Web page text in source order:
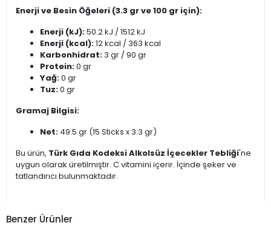
Enerji ve Besin Öğeleri (3.3 gr ve 100 gr için):
Enerji (kJ):50.2 kJ / 1512 kJ
Enerji (kcal):12 kcal / 363 kcal
Karbonhidrat:3 gr / 90 gr
Protein:0 gr
Yağ:0 gr
Tuz:0 gr
Gramaj Bilgisi:
Net: 49.5 gr (15 Sticks x 3.3 gr)
Bu ürün, Türk Gıda Kodeksi Alkolsüz İçecekler Tebliği'ne
uygun olarak üretilmiştir. C vitamini içerir. İçinde şeker ve
tatlandırıcı bulunmaktadır.
Benzer Ürünler